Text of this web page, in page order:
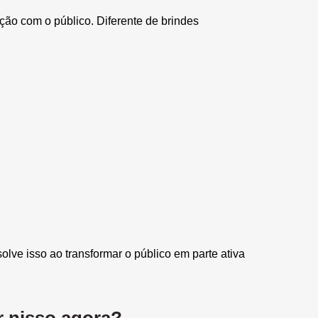
com o público. Diferente de brindes
isso ao transformar o público em parte ativa